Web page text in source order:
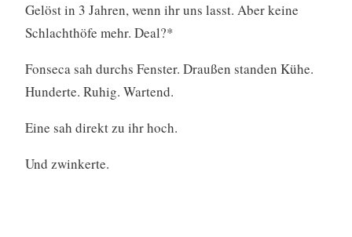
Gelöst in 3 Jahren, wenn ihr uns lasst. Aber keine
Schlachthöfe mehr. Deal?*
Fonseca sah durchs Fenster. Draußen standen Kühe.
Hunderte. Ruhig. Wartend.
Eine sah direkt zu ihr hoch.
Und zwinkerte.